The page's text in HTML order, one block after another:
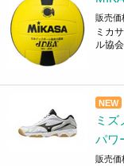
販売価
ミカ
ル協
NEW
ミ
パワ
販売価